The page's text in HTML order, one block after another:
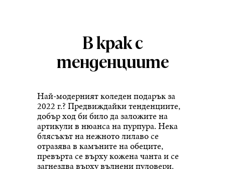
В крак с
тенденциите
Най-модерният коледен подарък за
2022 г.? Предвиждайки тенденциите,
добър ход би било да заложите на
артикули в нюанса на пурпура. Нека
блясъкът на нежното лилаво се
отразява в камъните на обеците,
превърта се върху кожена чанта и се
загнездва върху вълнени пуловери.